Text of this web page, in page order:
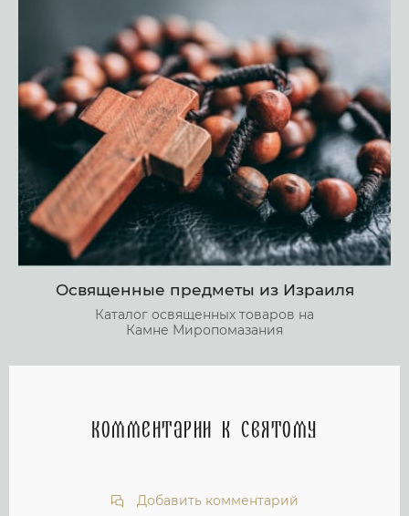
Освященные предметы из Израиля
Каталог освященных товаров на
Камне Миропомазания
Комментарии к святому
Добавить комментарий